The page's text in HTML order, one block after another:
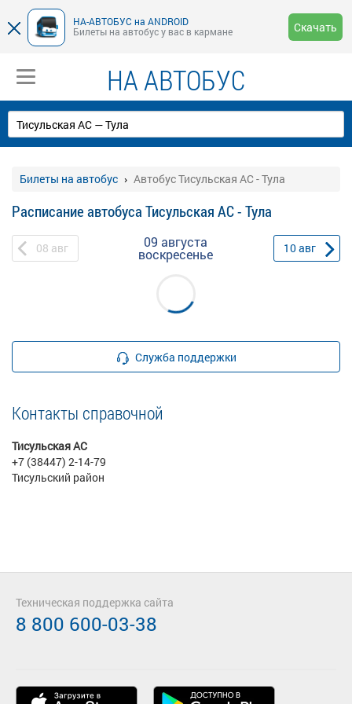
НА-АВТОБУС на ANDROID
Билеты на автобус у вас в кармане
Скачать
НА АВТОБУС
Билеты на автобус Автобус Тисульская АС - Тула
Расписание автобуса Тисульская АС - Тула
08 авг 09 августа
воскресенье 10авг
Служба поддержки
Контакты справочной
Тисульская АС
+7 (38447) 2-14-79
Тисульский район
Техническая поддержка сайта
8 800 600-03-38